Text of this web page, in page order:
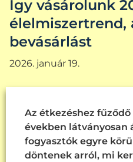
Így vásárolunk
élelmiszertrend,
bevásárlást
2026. január 19.
Az étkezéshez
években látványosan
fogyasztók egyre
döntenek arról, mi